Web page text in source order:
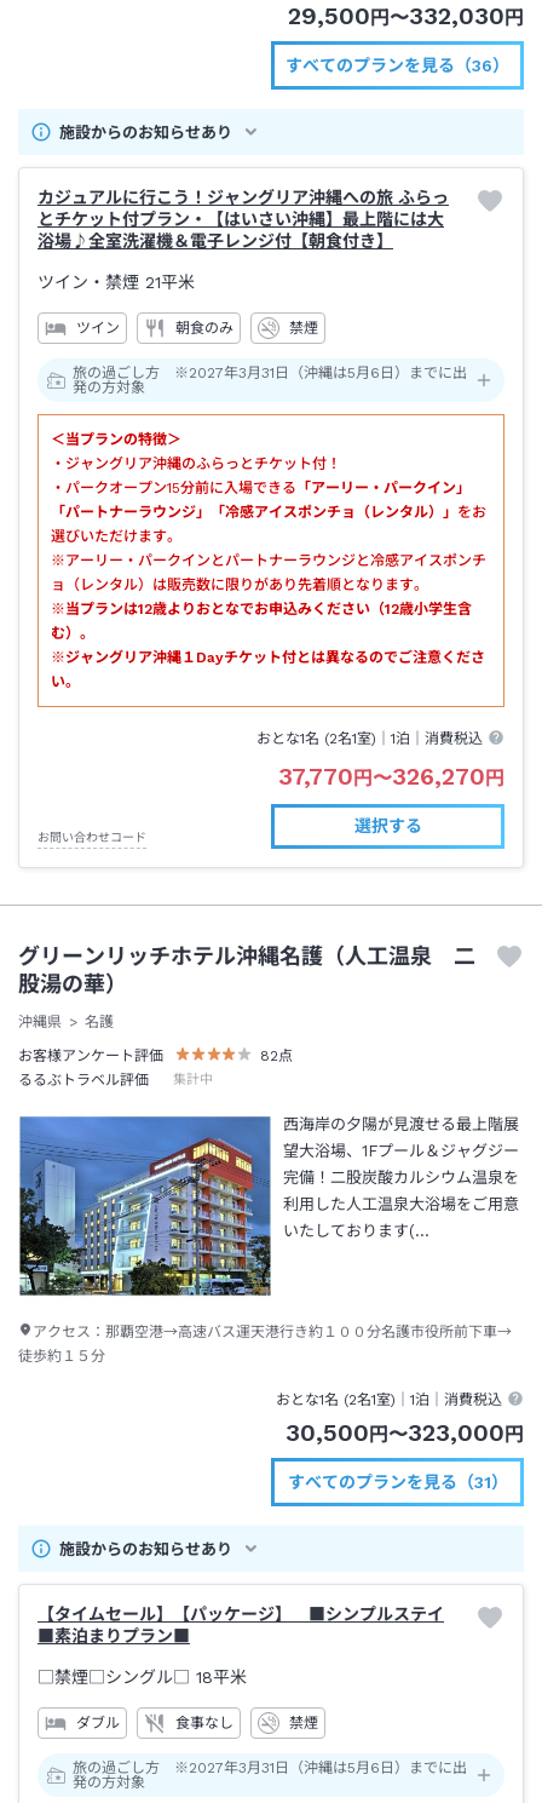
29,500 円 〜332,030 円
すべてのプランを見る（36）
施設からのお知らせあり
カジュアルに行こう！ジャングリア沖縄への旅 ふらっ
とチケット付プラン・【はいさい沖縄】最上階には大
浴場♪全室洗濯機＆電子レンジ付【朝食付き】
ツイン・禁煙 21平米
ツイン 朝食のみ 禁煙
旅の過ごし方 ※2027年3月31日（沖縄は5月6日）までに出
発の方対象
＜当プランの特徴＞
・ジャングリア沖縄のふらっとチケット付！
・パークオープン15分前に入場できる 「アーリー・パークイン」
「パートナーラウンジ」「冷感アイスポンチョ（レンタル）」 をお
選びいただけます。
※アーリー・パークインとパートナーラウンジと冷感アイスポンチ
ョ（レンタル）は販売数に限りがあり先着順となります。
※当プランは12歳よりおとなでお申込みください（12歳小学生含
む）。
※ジャングリア沖縄１Dayチケット付とは異なるのでご注意くださ
い。
おとな1名 (2名1室)｜1泊 ｜消費税込
37,770 円 〜326,270 円
お問い合わせコード
選択する
グリーンリッチホテル沖縄名護（人工温泉 二
股湯の華）
沖縄県
名護
お客様アンケート評価
82 点
るるぶトラベル評価
集計中
西海岸の夕陽が見渡せる最上階展
望大浴場、1Fプール＆ジャグジー
完備！二股炭酸カルシウム温泉を
利用した人工温泉大浴場をご用意
いたしております(…
アクセス： 那覇空港→高速バス運天港行き約１００分名護市役所前下車→
徒歩約１５分
おとな1名 (2名1室)｜1泊 ｜消費税込
30,500 円 〜323,000 円
すべてのプランを見る（31）
施設からのお知らせあり
【タイムセール】【パッケージ】 ■シンプルステイ
■素泊まりプラン■
□禁煙□シングル□ 18平米
ダブル 食事なし 禁煙
旅の過ごし方 ※2027年3月31日（沖縄は5月6日）までに出
発の方対象